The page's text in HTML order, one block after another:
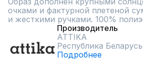
очками и фактурной плетеной
и жесткими ручками. 100%
Производитель
ATTIKA
Республика Беларусь
Подробнее